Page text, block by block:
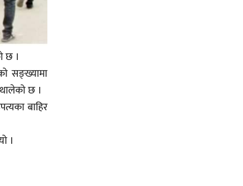
छ ।
सङ्ख्यामा
छ ।
बाहिर
।